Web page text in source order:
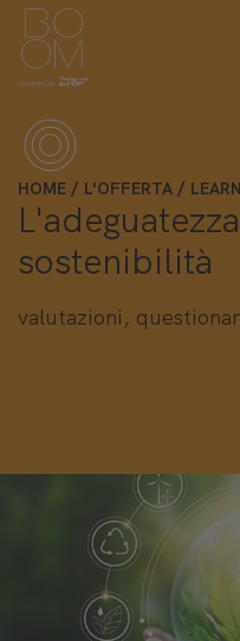
HOME L'OFFERTA
sostenibilità
valutazioni,